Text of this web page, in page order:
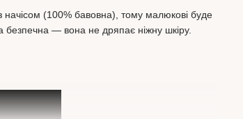
(100% бавовна), тому малюкові буде
безпечна — вона не дряпає ніжну шкіру.